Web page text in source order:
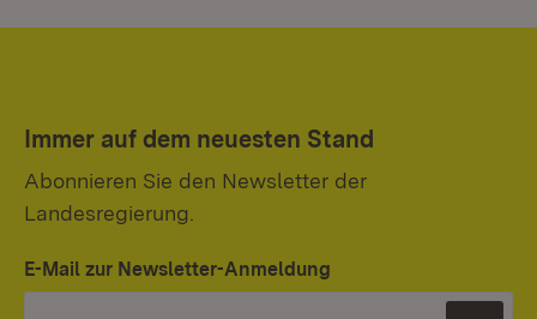
Immer auf dem neuesten Stand
Abonnieren Sie den Newsletter der
Landesregierung.
E-Mail zur Newsletter-Anmeldung